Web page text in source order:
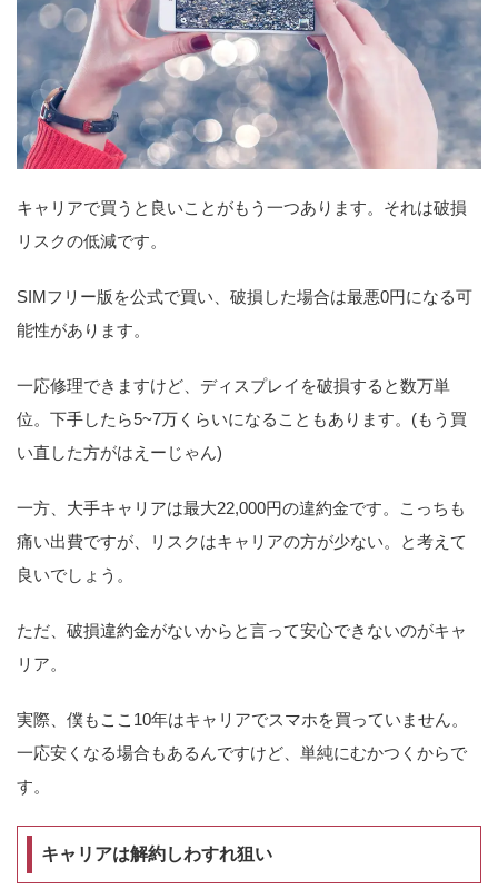
キャリアで買うと良いことがもう一つあります。それは破損
リスクの低減です。
SIMフリー版を公式で買い、破損した場合は最悪0円になる可
能性があります。
一応修理できますけど、ディスプレイを破損すると数万単
位。下手したら5~7万くらいになることもあります。(もう買
い直した方がはえーじゃん)
一方、大手キャリアは最大22,000円の違約金です。こっちも
痛い出費ですが、リスクはキャリアの方が少ない。と考えて
良いでしょう。
ただ、破損違約金がないからと言って安心できないのがキャ
リア。
実際、僕もここ10年はキャリアでスマホを買っていません。
一応安くなる場合もあるんですけど、単純にむかつくからで
す。
キャリアは解約しわすれ狙い